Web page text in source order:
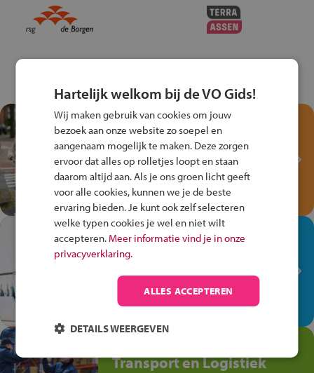
Test je kennis met het
Fiets Veilig
Verkeersspel!
Speel het Fiets Veilig Verkeersspel
en win een Cortina-fiets!
In de winkel ben je op je
plek!
Ontdek via het vmbo jouw talent
op de winkelvloer, waar elke dag
anders is!
Transport en Logistiek
Hartelijk welkom bij de VO Gids!
Wij maken gebruik van cookies om jouw
bezoek aan onze website zo soepel en
aangenaam mogelijk te maken. Deze zorgen
ervoor dat alles op rolletjes loopt en staan
daarom altijd aan. Als je ons groen licht geeft
voor alle cookies, kunnen we je de beste
ervaring bieden. Je kunt ook zelf selecteren
welke typen cookies je wel en niet wilt
accepteren. Meer informatie vind je in onze
privacyverklaring.
ALLES ACCEPTEREN
DETAILS WEERGEVEN